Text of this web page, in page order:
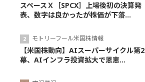
スペースＸ［SPCX］上場後初の決算発
表、数字は良かったが株価が下落...
モトリーフール米国株情報
【米国株動向】AIスーパーサイクル第2
幕、AIインフラ投資拡大で恩恵...